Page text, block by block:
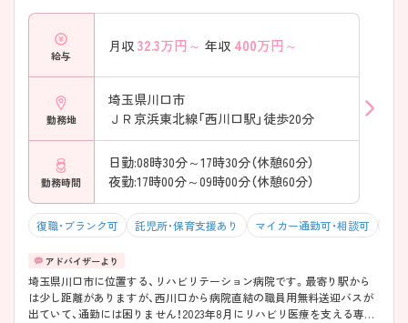
給与
月収 32.3万円～ 年収 400万円～
勤務地
埼玉県川口市
ＪＲ京浜東北線「西川口駅」徒歩20分
勤務時間
日勤:08時30分～17時30分（休憩60分）
夜勤:17時00分～09時00分（休憩60分）
復職・ブランク可 託児所・保育支援あり マイカー通勤可・相談可
埼玉県川口市に位置する、リハビリテーション病院です。最寄り駅から
は少し距離がありますが、西川口から病院直結の職員用無料送迎バスが
出ていて、通勤には困りません！2023年8月にリハビリ医療を支える専門